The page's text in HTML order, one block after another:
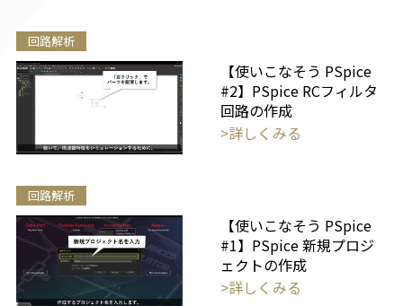
回路解析
【使いこなそう PSpice
#2】PSpice RCフィルタ
回路の作成
>詳しくみる
回路解析
【使いこなそう PSpice
#1】PSpice 新規プロジ
ェクトの作成
>詳しくみる